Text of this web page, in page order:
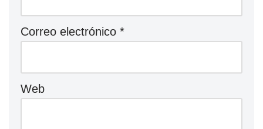
Correo electrónico *
Web